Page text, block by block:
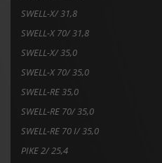
SWELL-X/ 31,8
SWELL-X 70/ 31,8
SWELL-X/ 35,0
SWELL-X 70/ 35,0
SWELL-RE 35,0
SWELL-RE 70/ 35,0
SWELL-RE 70 I/ 35,0
PIKE 2/ 25,4